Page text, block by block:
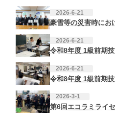
2026-6-21
豪雪等の災害時にお
2026-6-21
令和8年度 1級前期
2026-6-21
令和8年度 1級前期
2026-3-1
第6回エコラミライ